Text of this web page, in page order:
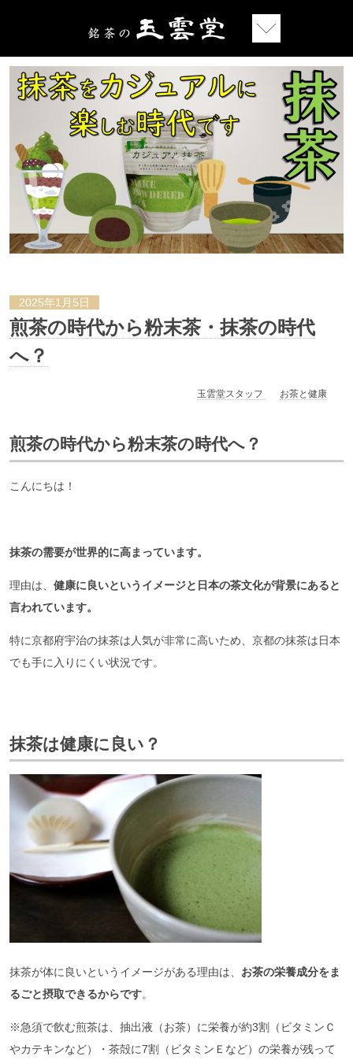
2025年1月5日
煎茶の時代から粉末茶・抹茶の時代
へ？
玉雲堂スタッフ お茶と健康
煎茶の時代から粉末茶の時代へ？
こんにちは！
抹茶の需要が世界的に高まっています。
理由は、 健康に良いというイメージと日本の茶文化が背景にあると
言われています。
特に京都府宇治の抹茶は人気が非常に高いため、京都の抹茶は日本
でも手に入りにくい状況です。
抹茶は健康に良い？
抹茶が体に良いというイメージがある理由は、 お茶の栄養成分をま
るごと摂取できるからです。
※急須で飲む煎茶は、抽出液（お茶）に栄養が約3割（ビタミンＣ
やカテキンなど）・茶殻に7割（ビタミンＥなど）の栄養が残って